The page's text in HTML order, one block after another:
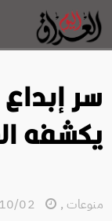
سر
يكشفه
منوعات ,